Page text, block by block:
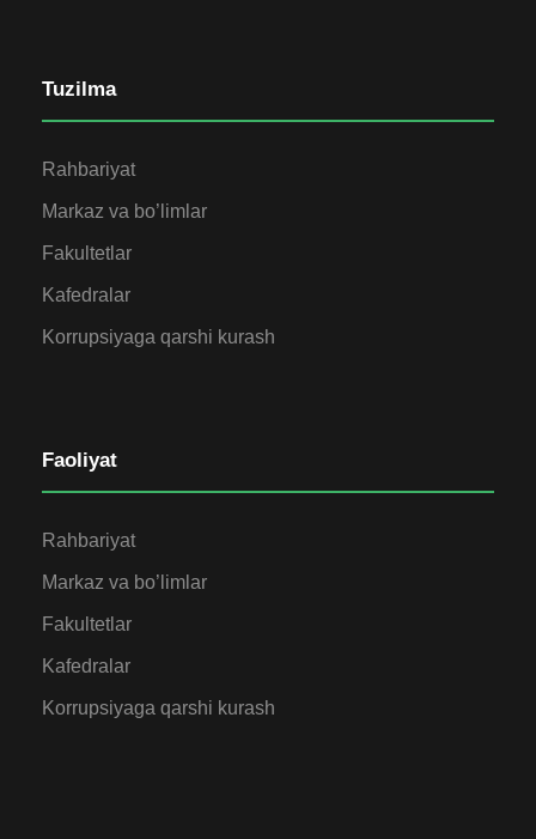
Tuzilma
Rahbariyat
Markaz va bo’limlar
Fakultetlar
Kafedralar
Korrupsiyaga qarshi kurash
Faoliyat
Rahbariyat
Markaz va bo’limlar
Fakultetlar
Kafedralar
Korrupsiyaga qarshi kurash